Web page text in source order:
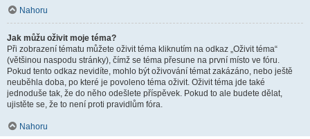
Nahoru
Jak můžu oživit moje téma?
Při zobrazení tématu můžete oživit téma kliknutím na odkaz „Oživit téma“
(většinou naspodu stránky), čímž se téma přesune na první místo ve fóru.
Pokud tento odkaz nevidíte, mohlo být oživování témat zakázáno, nebo ještě
neuběhla doba, po které je povoleno téma oživit. Oživit téma jde také
jednoduše tak, že do něho odešlete příspěvek. Pokud to ale budete dělat,
ujistěte se, že to není proti pravidlům fóra.
Nahoru